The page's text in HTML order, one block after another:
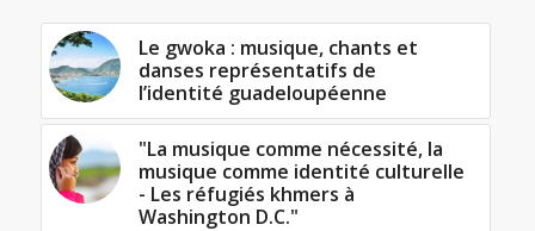
Le gwoka : musique, chants et
danses représentatifs de
l’identité guadeloupéenne
"La musique comme nécessité, la
musique comme identité culturelle
- Les réfugiés khmers à
Washington D.C."